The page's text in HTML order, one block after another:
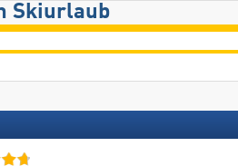
Skiurlaub